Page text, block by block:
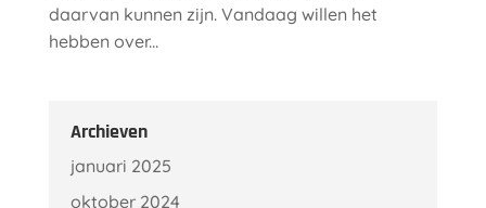
daarvan kunnen zijn. Vandaag willen het
hebben over...
Archieven
januari 2025
oktober 2024